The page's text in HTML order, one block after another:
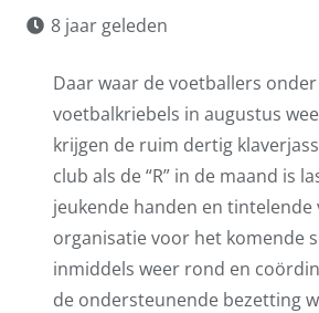
8 jaar geleden
Daar waar de voetballers
voetbalkriebels in augustus
krijgen de ruim dertig
club als de “R” in de maand is
jeukende handen en tintelende
organisatie voor het komende
inmiddels weer rond en
de ondersteunende bezetting